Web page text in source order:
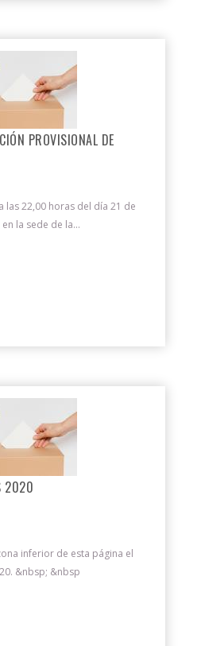
PROVISIONAL DE
las 22,00 horas del día 21 de
la sede de la...
2020
inferior de esta página el
&nbsp; &nbsp